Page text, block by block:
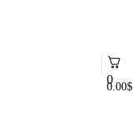
0
0.00$